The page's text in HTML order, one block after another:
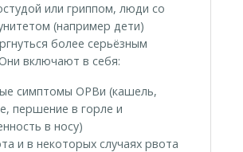
или гриппом, люди со
(например дети)
более серьёзным
включают в себя:
симптомы ОРВи (кашель,
першение в горле и
в носу)
и в некоторых случаях рвота